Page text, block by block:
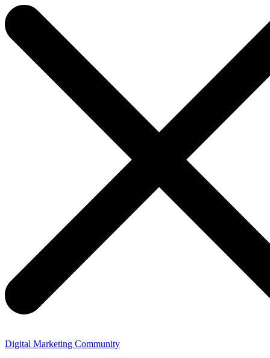
Digital Marketing Community